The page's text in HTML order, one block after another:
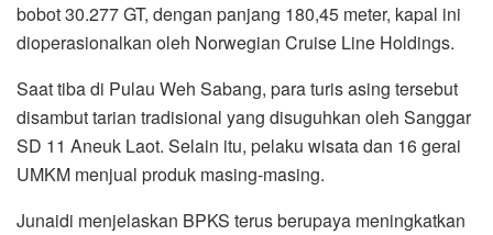
bobot 30.277 GT, dengan panjang 180,45 meter, kapal ini
dioperasionalkan oleh Norwegian Cruise Line Holdings.
Saat tiba di Pulau Weh Sabang, para turis asing tersebut
disambut tarian tradisional yang disuguhkan oleh Sanggar
SD 11 Aneuk Laot. Selain itu, pelaku wisata dan 16 gerai
UMKM menjual produk masing-masing.
Junaidi menjelaskan BPKS terus berupaya meningkatkan